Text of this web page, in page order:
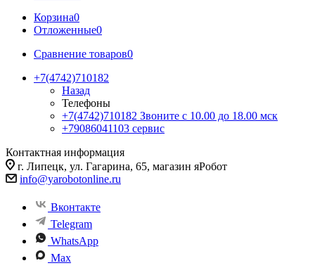
Корзина0
Отложенные0
Сравнение товаров0
+7(4742)710182
Назад
Телефоны
+7(4742)710182 Звоните с 10.00 до 18.00 мск
+79086041103 сервис
Контактная информация
г. Липецк, ул. Гагарина, 65, магазин яРобот
info@yarobotonline.ru
Вконтакте
Telegram
WhatsApp
Max